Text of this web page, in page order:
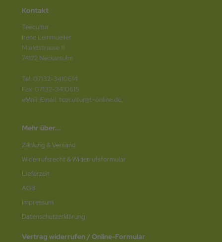
Kontakt
Teecultur
Irene Leinmueller
Marktstrasse 11
74172 Neckarsulm
Tel: 07132-3410614
Fax: 07132-3410615
eMail: Email: teecultur@t-online.de
Mehr über...
Zahlung & Versand
Widerrufsrecht & Widerrufsformular
Lieferzeit
AGB
Impressum
Datenschutz­erklärung
Vertrag widerrufen / Online-Formular